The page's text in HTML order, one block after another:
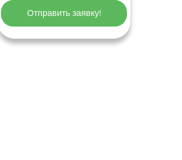
Отправить заявку!